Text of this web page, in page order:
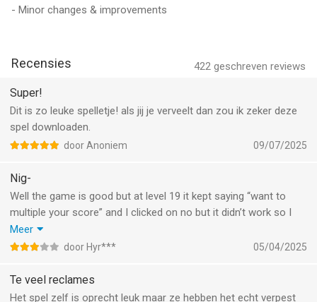
- Minor changes & improvements
422 geschreven reviews
Recensies
Super!
Dit is zo leuke spelletje! als jij je verveelt dan zou ik zeker deze
spel downloaden.
door Anoniem 09/07/2025
Nig-
Well the game is good but at level 19 it kept saying “want to
multiple your score” and I clicked on no but it didn’t work so I
had to click on watch video and that also doesn’t work so in
tried to close the game and everything but the only solution is
Meer
door Hyr*** 05/04/2025
Te veel reclames
Het spel zelf is oprecht leuk maar ze hebben het echt verpest